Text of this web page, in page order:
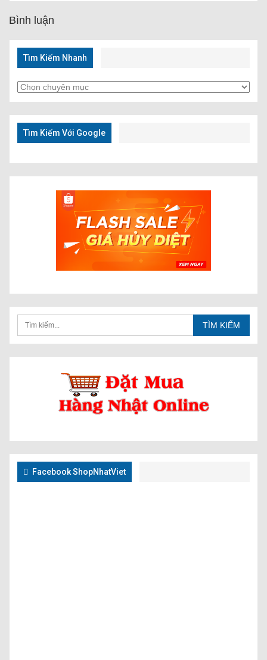
Bình luận
Tìm Kiếm Nhanh
Tìm
Kiếm
Nhanh
Tìm Kiếm Với Google
Facebook ShopNhatViet